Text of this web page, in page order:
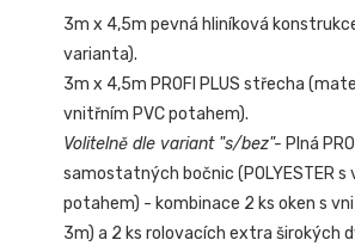
3m x 4,5m pevná hliníková
varianta).
3m x 4,5m PROFI PLUS střecha
vnitřním PVC potahem).
Volitelně dle variant "s/bez"- Plná
samostatných bočnic (POLYESTER s
potahem) - kombinace 2 ks oken s
3m) a 2 ks rolovacích extra širokých